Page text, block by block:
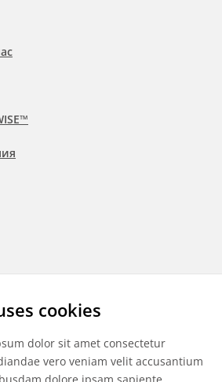
cookies
dolor sit amet consectetur
vero veniam velit accusantium